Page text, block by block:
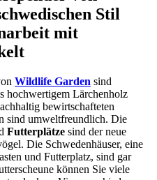
Stil
mit
Wildlife Garden sind
hochwertigem Lärchenholz
bewirtschafteten
sind umweltfreundlich. Die
Futterplätze sind der neue
Die Schwedenhäuser, eine
und Futterplatz, sind gar
können Sie viele